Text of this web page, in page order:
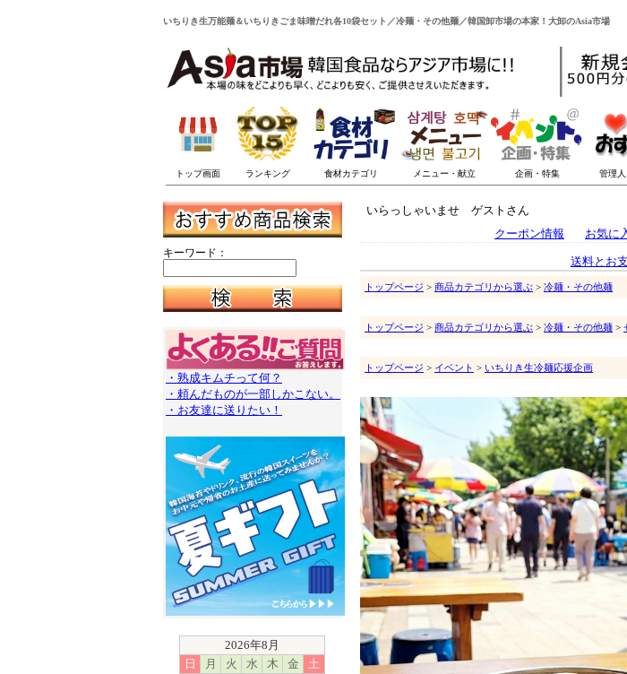
いちりき生万能麺＆いちりきごま味噌だれ各10袋セット／冷麺・その他麺／韓国卸市場の本家！大卸のAsia市場
キーワード：
・熟成キムチって何？
・頼んだものが一部しかこない。
・お友達に送りたい！
2026年8月
日
月 火 水 木 金
土
いらっしゃいませ ゲストさん
クーポン情報
お気に
送料とお
トップページ > 商品カテゴリから選ぶ > 冷麺・その他麺
トップページ > 商品カテゴリから選ぶ > 冷麺・その他麺 >
トップページ > イベント > いちりき生冷麺応援企画